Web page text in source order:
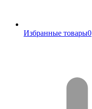
Избранные товары0